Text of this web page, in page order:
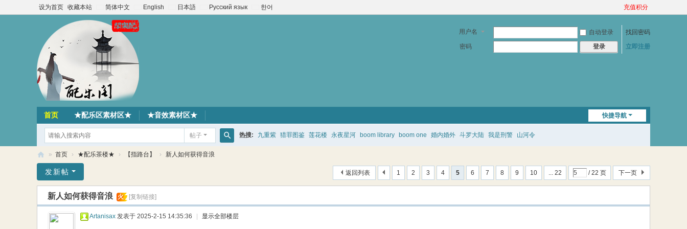
设为首页 收藏本站 简体中文 English 日本語 Русский язык 한어 充值积分
用户名 自动登录
找回密码
密码
登录 立即注册
快捷导航
首页 ★配乐区素材区★ ★音效素材区★
帖子 热搜: 九重紫 猎罪图鉴 莲花楼 永夜星河 boom library boom one 婚内婚外 斗罗大陆 我是刑警 山河令
乐
» 首页 › ★配乐茶楼★ › 【指路台】 › 新人如何获得音浪
1 2 3 4 5 6 7 8 9 10 ... 22 / 22 页 下一页
返回列表
发新帖
新人如何获得音浪 火 [复制链接]
Artanisax 发表于 2025-2-15 14:35:36 显示全部楼层